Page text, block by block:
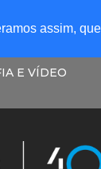
assim,
E VÍDEO